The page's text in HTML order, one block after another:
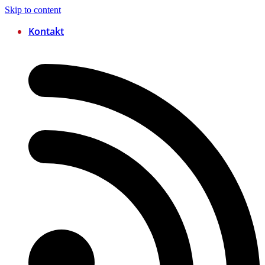
Skip to content
Kontakt